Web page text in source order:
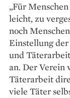
„Für
leicht, zu
noch
Einstellung
und
an. Der Verein
Täterarbeit
viele Täter